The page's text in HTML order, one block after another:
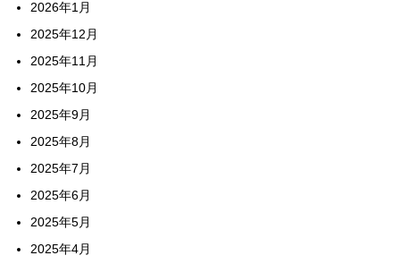
2026年1月
2025年12月
2025年11月
2025年10月
2025年9月
2025年8月
2025年7月
2025年6月
2025年5月
2025年4月